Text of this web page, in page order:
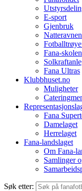
E-sport
Gjenbruk
Fana-skolen
Fana Ultras
Klubbhuset.no
Muligheter
Fana
Damelaget
Herrelaget
Fana-landslaget
Om Fana-
Samlinger
Søk etter: